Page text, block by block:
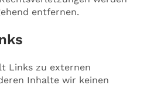
entfernen.
Links zu externen
Inhalte wir keinen